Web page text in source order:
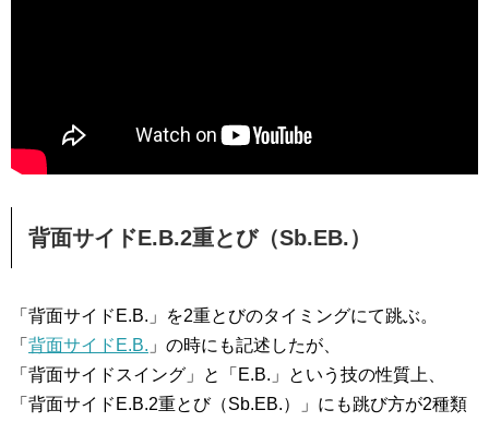
背面サイドE.B.2重とび（Sb.EB.）
「背面サイドE.B.」を2重とびのタイミングにて跳ぶ。
「 背面サイドE.B. 」の時にも記述したが、
「背面サイドスイング」と「E.B.」という技の性質上、
「背面サイドE.B.2重とび（Sb.EB.）」にも跳び方が2種類